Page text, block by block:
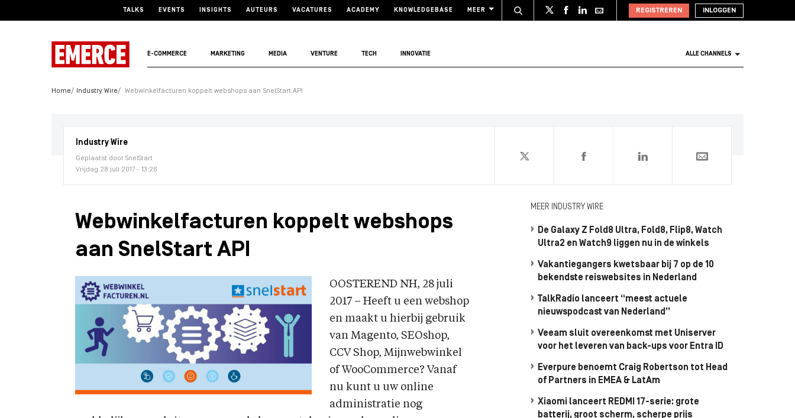
TALKS EVENTS INSIGHTS AUTEURS VACATURES ACADEMY KNOWLEDGEBASE MEER REGISTREREN INLOGGEN
E-COMMERCE MARKETING MEDIA VENTURE TECH INNOVATIE ALLE CHANNELS
Home Industry Wire Webwinkelfacturen koppelt webshops aan SnelStart API
Industry Wire
Geplaatst door SnelStart
Vrijdag 28 juli 2017 - 13:26
0
Webwinkelfacturen koppelt webshops
aan SnelStart API
OOSTEREND NH, 28 juli
2017 – Heeft u een webshop
en maakt u hierbij gebruik
van Magento, SEOshop,
CCV Shop, Mijnwebwinkel
of WooCommerce? Vanaf
nu kunt u uw online
administratie nog
MEER INDUSTRY WIRE
De Galaxy Z Fold8 Ultra, Fold8, Flip8, Watch
Ultra2 en Watch9 liggen nu in de winkels
Vakantiegangers kwetsbaar bij 7 op de 10
bekendste reiswebsites in Nederland
TalkRadio lanceert “meest actuele
nieuwspodcast van Nederland”
Veeam sluit overeenkomst met Uniserver
voor het leveren van back-ups voor Entra ID
Everpure benoemt Craig Robertson tot Head
of Partners in EMEA & LatAm
Xiaomi lanceert REDMI 17-serie: grote
batterij, groot scherm, scherpe prijs